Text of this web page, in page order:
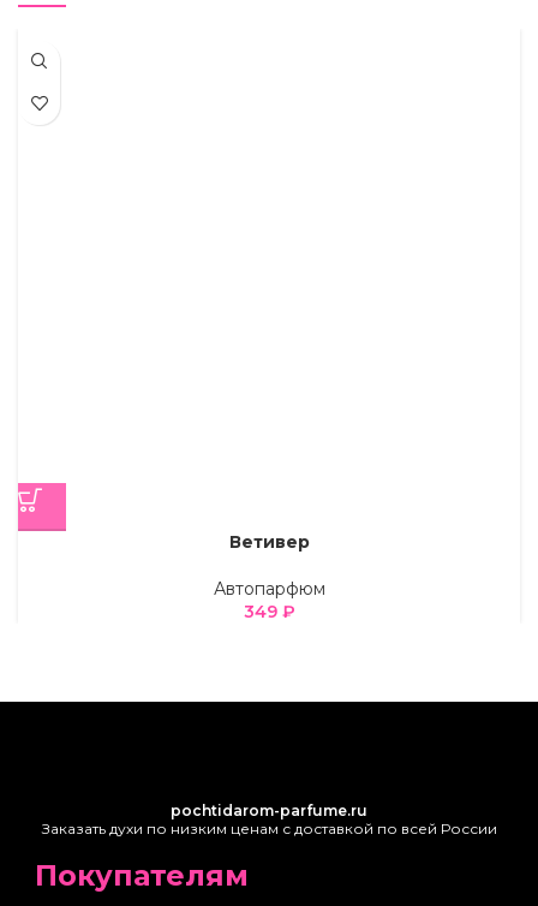
Ветивер
Автопарфюм
349 ₽
pochtidarom-parfume.ru
Заказать духи по низким ценам с доставкой по всей России
Покупателям